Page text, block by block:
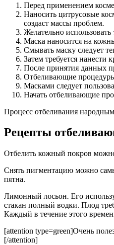
Перед применением
Наносить цитрусовые
создаст массы проблем.
Желательно использовать
Маска наносится на
Смывать маску следует
Затем требуется
После принятия данных
Отбеливающие
Масками следует
Начать отбеливающие
Процесс отбеливания
Рецепты
Отбелить кожный покров
Снять пигментацию можно
пятна.
Лимонный лосьон. Его
стакан полный водки. Плод
Каждый в течение этого
[attention type=green]Очень
[/attention]